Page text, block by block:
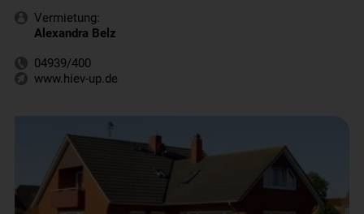
Vermietung:
Alexandra Belz
04939/400
www.hiev-up.de